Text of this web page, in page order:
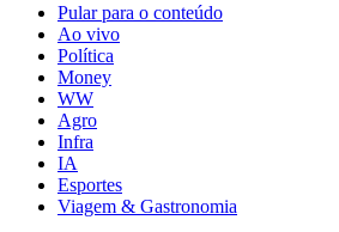
Pular para o conteúdo
Ao vivo
Política
Money
WW
Agro
Infra
IA
Esportes
Viagem & Gastronomia